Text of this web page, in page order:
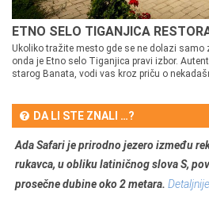
ETNO SELO TIGANJICA
Ukoliko tražite mesto gde se ne dolazi samo
onda je Etno selo Tiganjica pravi izbor.
starog Banata, vodi vas kroz priču o
DA LI STE ZNALI …?
Ada Safari je prirodno jezero između
rukavca, u obliku latiničnog slova S,
prosečne dubine oko 2 metara. Detaljnije